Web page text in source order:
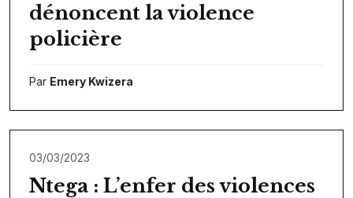
dénoncent la violence
policière
Par Emery Kwizera
03/03/2023
Ntega : L’enfer des violences